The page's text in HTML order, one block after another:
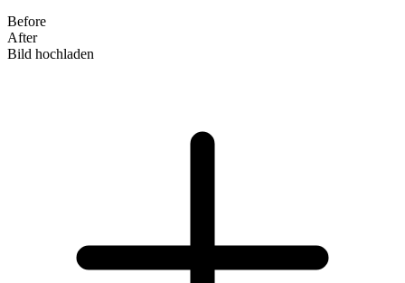
Before
After
Bild hochladen